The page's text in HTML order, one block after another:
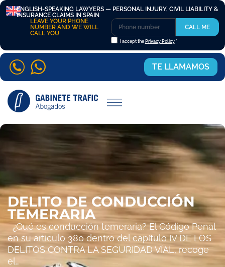
ENGLISH-SPEAKING LAWYERS — PERSONAL INJURY, CIVIL LIABILITY &
INSURANCE CLAIMS IN SPAIN
LEAVE YOUR PHONE
NUMBER AND WE WILL
CALL YOU
I accept the Privacy Policy*
CALL ME
TE LLAMAMOS
DELITO DE CONDUCCIÓN
TEMERARIA
¿Qué es conducción temeraria? El Código Penal
en su artículo 380 dentro del capítulo IV DE LOS
DELITOS CONTRA LA SEGURIDAD VÍAL, recoge
el…